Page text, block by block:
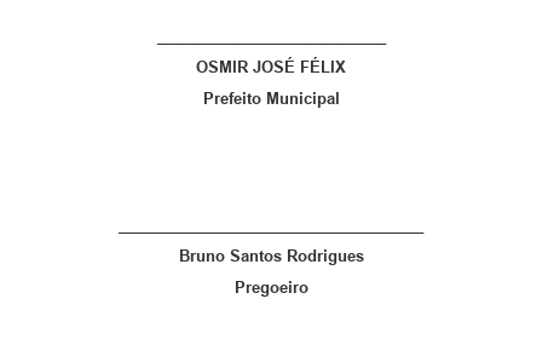
OSMIR JOSÉ FÉLIX
Prefeito Municipal
Bruno Santos Rodrigues
Pregoeiro